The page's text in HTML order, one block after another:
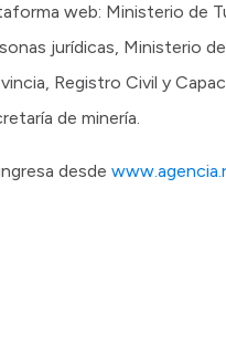
web: Ministerio de
jurídicas, Ministerio
Registro Civil y
de minería.
desde